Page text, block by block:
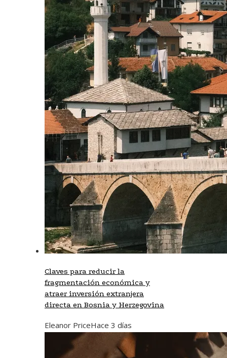
Claves para reducir la
fragmentación económica y
atraer inversión extranjera
directa en Bosnia y Herzegovina
Eleanor PriceHace 3 días